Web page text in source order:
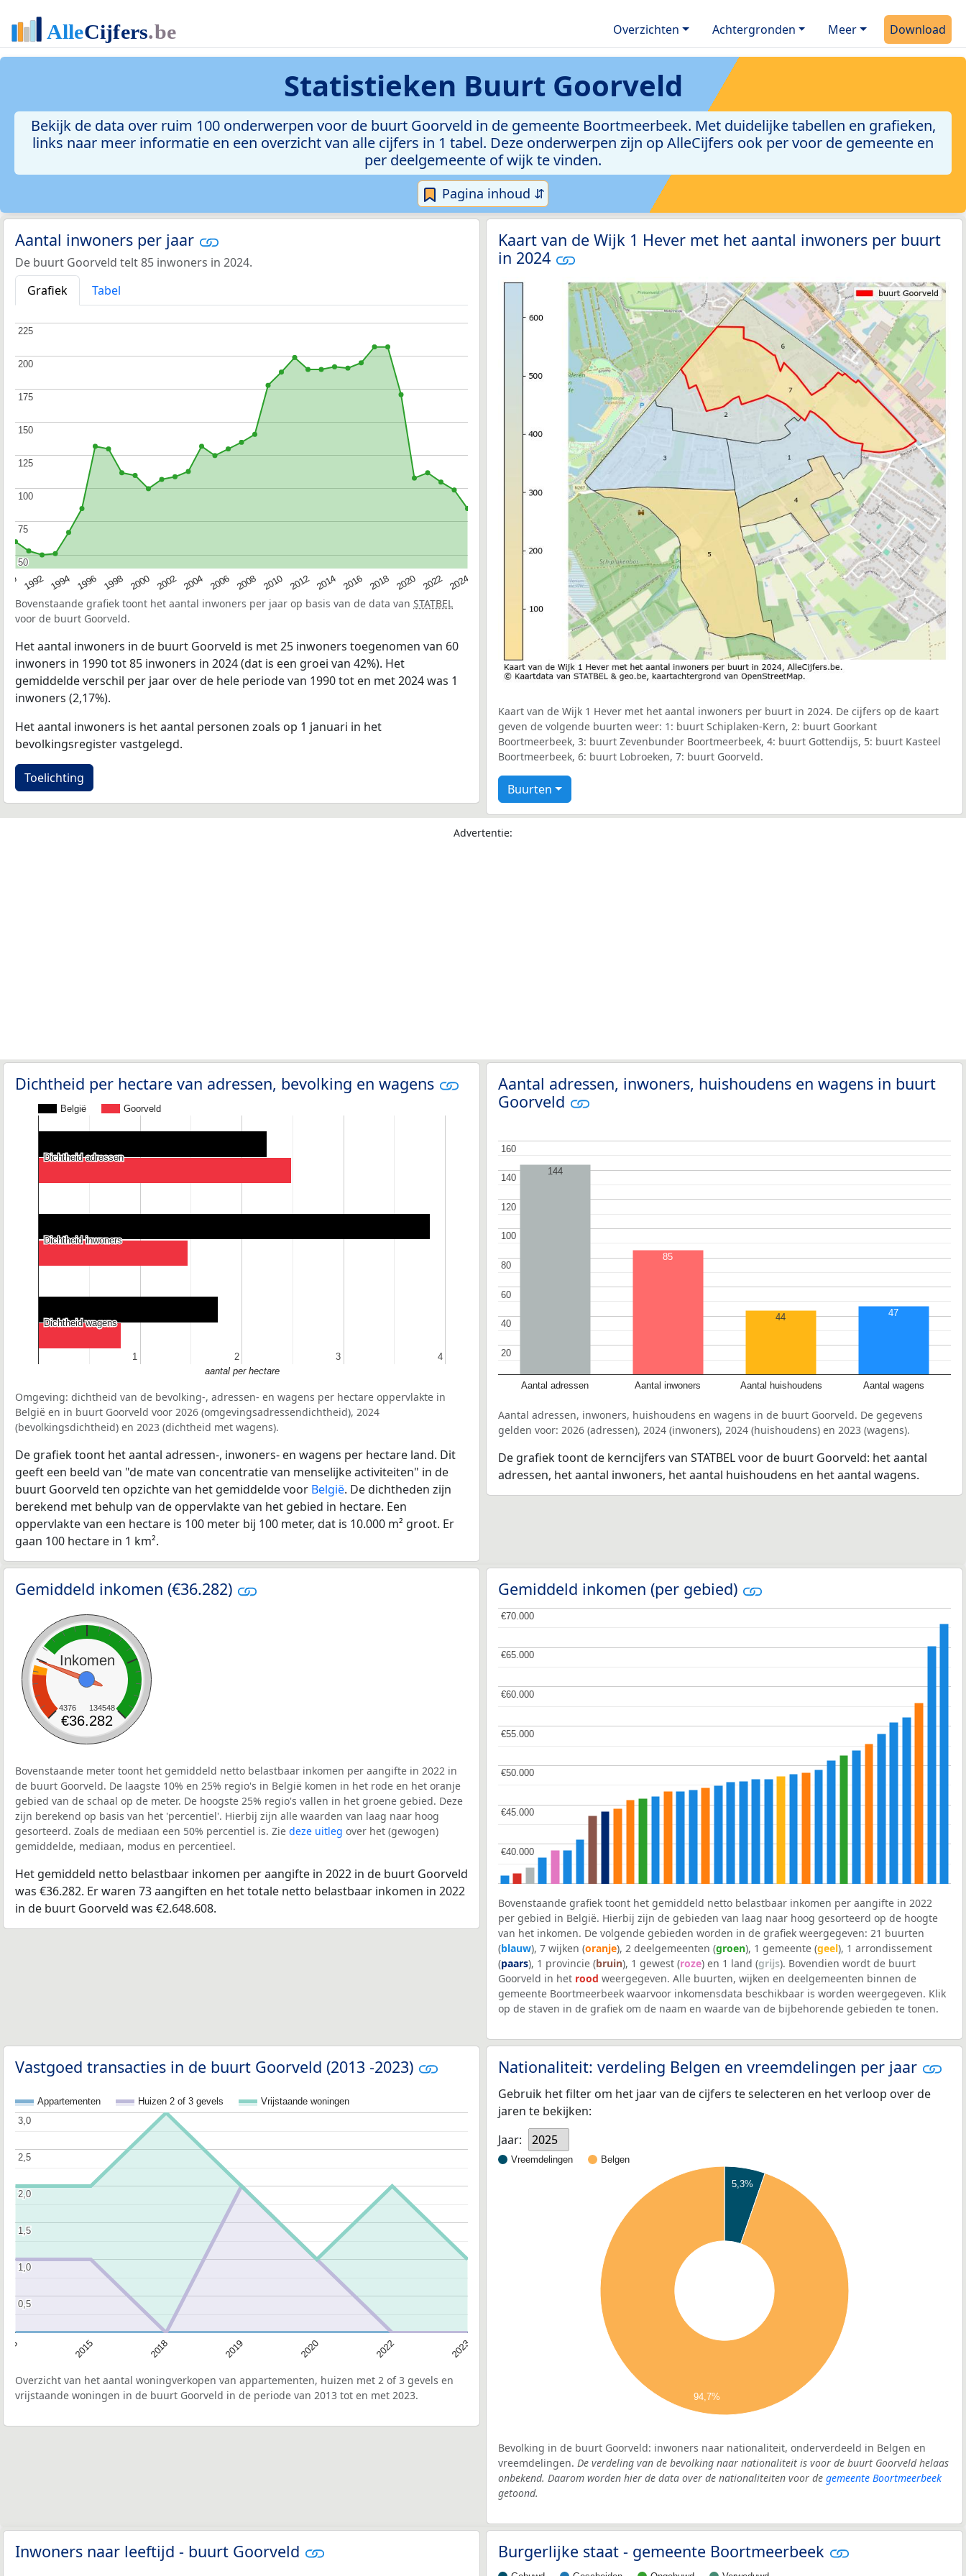
Overzichten Achtergronden Meer Download
Statistieken Buurt Goorveld
Bekijk de data over ruim 100 onderwerpen voor de buurt Goorveld in de gemeente Boortmeerbeek. Met duidelijke tabellen en grafieken,
links naar meer informatie en een overzicht van alle cijfers in 1 tabel. Deze onderwerpen zijn op AlleCijfers ook per voor de gemeente en
per deelgemeente of wijk te vinden.
Pagina inhoud ⇵
Aantal inwoners per jaar
De buurt Goorveld telt 85 inwoners in 2024.
Grafiek
Tabel
1992 1994 1996 1998 2000 2002 2004 2006 2008 2010 2012 2014 2016 2018 2020 2022 2024
50
50
75
75
100
100
125
125
150
150
175
175
200
200
225
225
Bovenstaande grafiek toont het aantal inwoners per jaar op basis van de data van STATBEL
voor de buurt Goorveld.
Het aantal inwoners in de buurt Goorveld is met 25 inwoners toegenomen van 60
inwoners in 1990 tot 85 inwoners in 2024 (dat is een groei van 42%). Het
gemiddelde verschil per jaar over de hele periode van 1990 tot en met 2024 was 1
inwoners (2,17%).
Het aantal inwoners is het aantal personen zoals op 1 januari in het
bevolkingsregister vastgelegd.
Toelichting
Kaart van de Wijk 1 Hever met het aantal inwoners per buurt
in 2024
Kaart van de Wijk 1 Hever met het aantal inwoners per buurt in 2024. De cijfers op de kaart
geven de volgende buurten weer: 1: buurt Schiplaken-Kern, 2: buurt Goorkant
Boortmeerbeek, 3: buurt Zevenbunder Boortmeerbeek, 4: buurt Gottendijs, 5: buurt Kasteel
Boortmeerbeek, 6: buurt Lobroeken, 7: buurt Goorveld.
Buurten
Advertentie:
Dichtheid per hectare van adressen, bevolking en wagens
België Goorveld
1
1 2
2 3
3 4
4
Dichtheid adressen
Dichtheid adressen
Dichtheid inwoners
Dichtheid inwoners
Dichtheid wagens
Dichtheid wagens
aantal per hectare
Omgeving: dichtheid van de bevolking-, adressen- en wagens per hectare oppervlakte in
België en in buurt Goorveld voor 2026 (omgevingsadressendichtheid), 2024
(bevolkingsdichtheid) en 2023 (dichtheid met wagens).
De grafiek toont het aantal adressen-, inwoners- en wagens per hectare land. Dit
geeft een beeld van "de mate van concentratie van menselijke activiteiten" in de
buurt Goorveld ten opzichte van het gemiddelde voor België. De dichtheden zijn
berekend met behulp van de oppervlakte van het gebied in hectare. Een
oppervlakte van een hectare is 100 meter bij 100 meter, dat is 10.000 m² groot. Er
gaan 100 hectare in 1 km².
Aantal adressen, inwoners, huishoudens en wagens in buurt
Goorveld
Aantal adressen Aantal inwoners Aantal huishoudens Aantal wagens
20
20
40
40
60
60
80
80
100
100
120
120
140
140
160
160
144
85
44 47
Aantal adressen, inwoners, huishoudens en wagens in de buurt Goorveld. De gegevens
gelden voor: 2026 (adressen), 2024 (inwoners), 2024 (huishoudens) en 2023 (wagens).
De grafiek toont de kerncijfers van STATBEL voor de buurt Goorveld: het aantal
adressen, het aantal inwoners, het aantal huishoudens en het aantal wagens.
Gemiddeld inkomen (€36.282)
Inkomen
4376 134548
€36.282
Bovenstaande meter toont het gemiddeld netto belastbaar inkomen per aangifte in 2022 in
de buurt Goorveld. De laagste 10% en 25% regio's in België komen in het rode en het oranje
gebied van de schaal op de meter. De hoogste 25% regio's vallen in het groene gebied. Deze
zijn berekend op basis van het 'percentiel'. Hierbij zijn alle waarden van laag naar hoog
gesorteerd. Zoals de mediaan een 50% percentiel is. Zie deze uitleg over het (gewogen)
gemiddelde, mediaan, modus en percentieel.
Het gemiddeld netto belastbaar inkomen per aangifte in 2022 in de buurt Goorveld
was €36.282. Er waren 73 aangiften en het totale netto belastbaar inkomen in 2022
in de buurt Goorveld was €2.648.608.
Gemiddeld inkomen (per gebied)
€40.000
€40.000
€45.000
€45.000
€50.000
€50.000
€55.000
€55.000
€60.000
€60.000
€65.000
€65.000
€70.000
€70.000
Bovenstaande grafiek toont het gemiddeld netto belastbaar inkomen per aangifte in 2022
per gebied in België. Hierbij zijn de gebieden van laag naar hoog gesorteerd op de hoogte
van het inkomen. De volgende gebieden worden in de grafiek weergegeven: 21 buurten
(blauw), 7 wijken (oranje), 2 deelgemeenten (groen), 1 gemeente (geel), 1 arrondissement
(paars), 1 provincie (bruin), 1 gewest (roze) en 1 land (grijs). Bovendien wordt de buurt
Goorveld in het rood weergegeven. Alle buurten, wijken en deelgemeenten binnen de
gemeente Boortmeerbeek waarvoor inkomensdata beschikbaar is worden weergegeven. Klik
op de staven in de grafiek om de naam en waarde van de bijbehorende gebieden te tonen.
Vastgoed transacties in de buurt Goorveld (2013 -2023)
Appartementen Huizen 2 of 3 gevels Vrijstaande woningen
2015 2018 2019 2020 2022 2023
0,5
0,5
1,0
1,0
1,5
1,5
2,0
2,0
2,5
2,5
3,0
3,0
Overzicht van het aantal woningverkopen van appartementen, huizen met 2 of 3 gevels en
vrijstaande woningen in de buurt Goorveld in de periode van 2013 tot en met 2023.
Nationaliteit: verdeling Belgen en vreemdelingen per jaar
Gebruik het filter om het jaar van de cijfers te selecteren en het verloop over de
jaren te bekijken:
Jaar:
2025
Vreemdelingen Belgen
5,3%
94,7%
Bevolking in de buurt Goorveld: inwoners naar nationaliteit, onderverdeeld in Belgen en
vreemdelingen. De verdeling van de bevolking naar nationaliteit is voor de buurt Goorveld helaas
onbekend. Daarom worden hier de data over de nationaliteiten voor de gemeente Boortmeerbeek
getoond.
Inwoners naar leeftijd - buurt Goorveld Burgerlijke staat - gemeente Boortmeerbeek